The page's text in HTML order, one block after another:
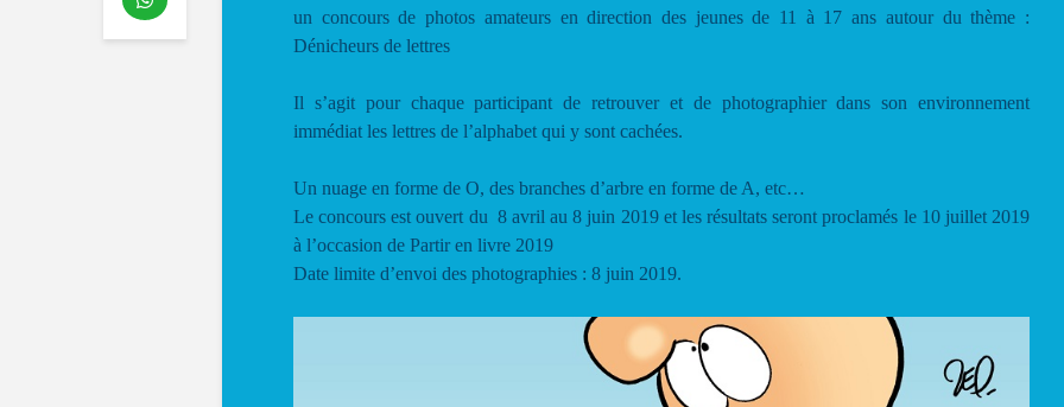
un concours de photos amateurs en direction des jeunes de 11 à 17 ans autour du thème :
Dénicheurs de lettres
Il s’agit pour chaque participant de retrouver et de photographier dans son environnement
immédiat les lettres de l’alphabet qui y sont cachées.
Un nuage en forme de O, des branches d’arbre en forme de A, etc…
Le concours est ouvert du 8 avril au 8 juin 2019 et les résultats seront proclamés le 10 juillet 2019
à l’occasion de Partir en livre 2019
Date limite d’envoi des photographies : 8 juin 2019.